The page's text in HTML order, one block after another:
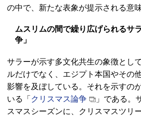
の中で、新たな表象が提示される意
ムスリムの間で繰り広げられるサ
争」
サラーが示す多文化共生の象徴とし
ルだけでなく、エジプト本国やその
影響を及ぼしている。それを示すの
いる「 クリスマス論争
」である。
スマスシーズンに、クリスマスツリ